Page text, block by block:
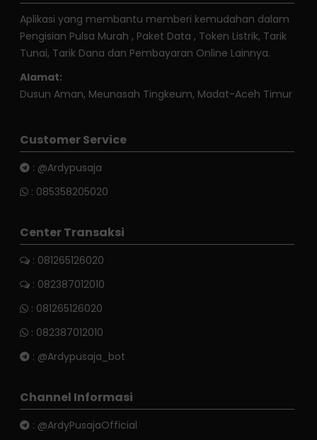
Aplikasi yang membantu memberi kemudahan dalam
Pengisian Pulsa Murah , Paket Data , Token Listrik, Tarik
Tunai, Tarik Dana dan Pembayaran Online Lainnya.
Alamat:
Dusun Aman, Meunasah Tingkeum, Madat-Aceh Timur
Customer Service
: @Ardypusaja
: 085358205020
Center Transaksi
: 081265126020
: 082387012010
: 081265126020
: 082387012010
: @Ardypusaja_bot
Channel Informasi
: @ArdyPusajaOfficial